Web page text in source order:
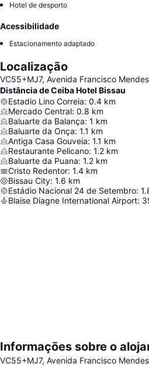
Hotel de desporto
Acessibilidade
Estacionamento adaptado
Localização
VC55+MJ7, Avenida Francisco
Distância de Ceiba Hotel Bissau
Estadio Lino Correia: 0.4 km
Mercado Central: 0.8 km
Baluarte da Balança: 1 km
Baluarte da Onça: 1.1 km
Antiga Casa Gouveia: 1.1 km
Restaurante Pelicano: 1.2 km
Baluarte da Puana: 1.2 km
Cristo Redentor: 1.4 km
Bissau City: 1.6 km
Estádio Nacional 24 de Setembro:
Blaise Diagne International Airport:
Ampliar mapa
Informações sobre o
VC55+MJ7, Avenida Francisco